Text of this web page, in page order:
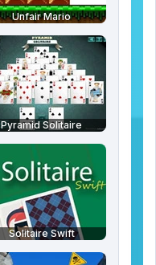
Unfair Mario
Pyramid Solitaire
Solitaire Swift